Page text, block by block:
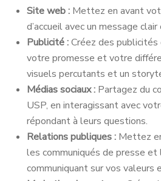
Site web : Mettez en avant
d’accueil avec un message clair
Publicité :Créez des
votre promesse et votre
visuels percutants et un
Médias sociaux : Partagez du
USP, en interagissant avec
répondant à leurs questions.
Relations publiques : Mettez
les communiqués de presse
communiquant sur vos valeurs